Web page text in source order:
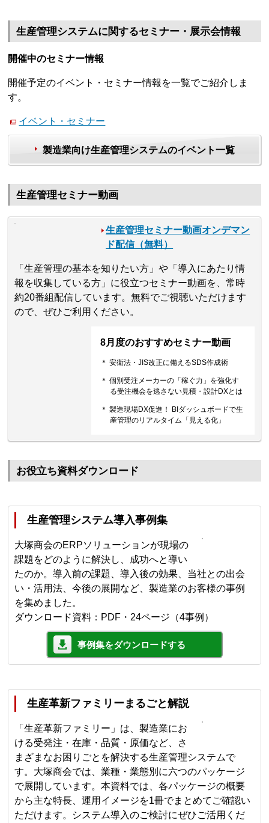
生産管理システムに関するセミナー・展示会情報
開催中のセミナー情報
開催予定のイベント・セミナー情報を一覧でご紹介しま
す。
イベント・セミナー
製造業向け生産管理システムのイベント一覧
生産管理セミナー動画
生産管理セミナー動画オンデマン
ド配信（無料）
「生産管理の基本を知りたい方」や「導入にあたり情
報を収集している方」に役立つセミナー動画を、常時
約20番組配信しています。無料でご視聴いただけます
ので、ぜひご利用ください。
8月度のおすすめセミナー動画
＊ 安衛法・JIS改正に備えるSDS作成術
＊ 個別受注メーカーの「稼ぐ力」を強化す
る受注機会を逃さない見積・設計DXとは
＊ 製造現場DX促進！ BIダッシュボードで生
産管理のリアルタイム「見える化」
お役立ち資料ダウンロード
生産管理システム導入事例集
大塚商会のERPソリューションが現場の
課題をどのように解決し、成功へと導い
たのか。導入前の課題、導入後の効果、当社との出会
い・活用法、今後の展開など、製造業のお客様の事例
を集めました。
ダウンロード資料：PDF・24ページ（4事例）
事例集をダウンロードする
生産革新ファミリーまるごと解説
「生産革新ファミリー」は、製造業にお
ける受発注・在庫・品質・原価など、さ
まざまなお困りごとを解決する生産管理システムで
す。大塚商会では、業種・業態別に六つのパッケージ
で展開しています。本資料では、各パッケージの概要
から主な特長、運用イメージを1冊でまとめてご確認い
ただけます。システム導入のご検討にぜひご活用くだ